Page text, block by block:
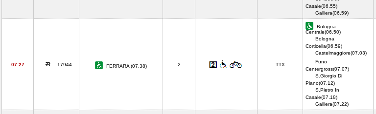
Casale(06.55)
Galliera(06.59)
07.27 17944 FERRARA (07.38) 2 TTX
Bologna
Centrale(06.50)
Bologna
Corticella(06.59)
Castelmaggiore(07.03)
Funo
Centergross(07.07)
S.Giorgio Di
Piano(07.12)
S.Pietro In
Casale(07.18)
Galliera(07.22)